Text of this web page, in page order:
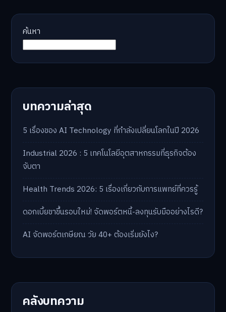
ค้นหา
บทความล่าสุด
5 เรื่องของ AI Technology ที่กำลังเปลี่ยนโลกในปี 2026
Industrial 2026 : 5 เทคโนโลยีอุตสาหกรรมที่ธุรกิจต้อง
จับตา
Health Trends 2026: 5 เรื่องเกี่ยวกับการแพทย์ที่ควรรู้
ดอกเบี้ยขาขึ้นรอบใหม่! จัดพอร์ตหนี้-ลงทุนรับมืออย่างไรดี?
AI จัดพอร์ตเกษียณ วัย 40+ ต้องเริ่มยังไง?
คลังบทความ